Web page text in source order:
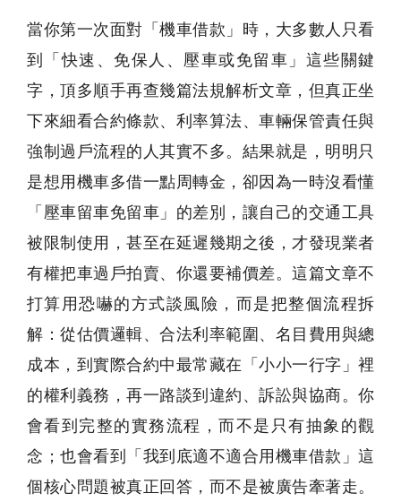
當你第一次面對「機車借款」時，大多數人只看
到「快速、免保人、壓車或免留車」這些關鍵
字，頂多順手再查幾篇法規解析文章，但真正坐
下來細看合約條款、利率算法、車輛保管責任與
強制過戶流程的人其實不多。結果就是，明明只
是想用機車多借一點周轉金，卻因為一時沒看懂
「壓車留車免留車」的差別，讓自己的交通工具
被限制使用，甚至在延遲幾期之後，才發現業者
有權把車過戶拍賣、你還要補價差。這篇文章不
打算用恐嚇的方式談風險，而是把整個流程拆
解：從估價邏輯、合法利率範圍、名目費用與總
成本，到實際合約中最常藏在「小小一行字」裡
的權利義務，再一路談到違約、訴訟與協商。你
會看到完整的實務流程，而不是只有抽象的觀
念；也會看到「我到底適不適合用機車借款」這
個核心問題被真正回答，而不是被廣告牽著走。